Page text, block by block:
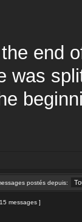
end
was
postés depuis:
messages ]